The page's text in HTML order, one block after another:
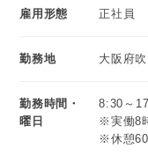
ご経験をお持ちの方
＼ここがポイント！
●各種住宅設備の施工
●必須条件は普通自動
等、ガスに関連した
簡単な作業であれば
多くは在宅での 施工
お客様とのコミュニ
雇用形態 正社員
勤務地 大阪府
勤務時間・
曜日
8:30～
※実働8
※休憩